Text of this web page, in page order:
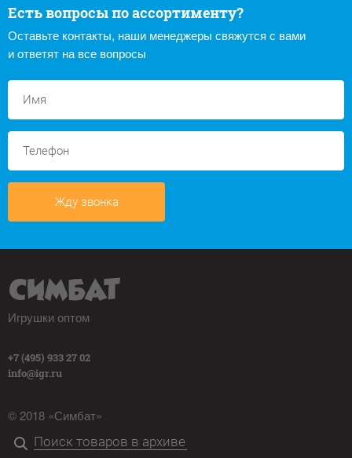
Есть вопросы по ассортименту?
Оставьте контакты, наши менеджеры свяжутся с вами
и ответят на все вопросы
Жду звонка
Игрушки оптом
+7 (495) 933 27 02
info@igr.ru
© 2018 «Симбат»